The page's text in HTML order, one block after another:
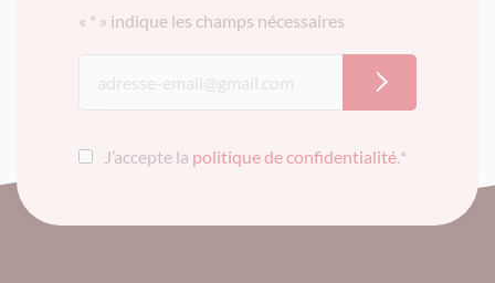
« * » indique les champs nécessaires
J’accepte la politique de confidentialité.*